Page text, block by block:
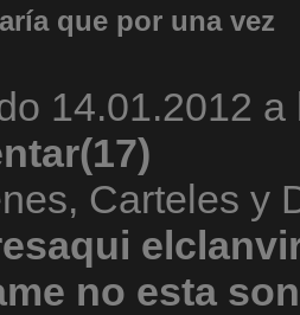
que por una vez
14.01.2012 a
Carteles y
no esta